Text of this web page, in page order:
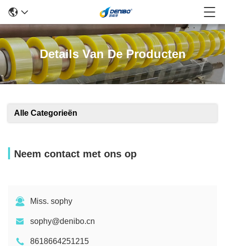
Details Van De Producten
Alle Categorieën
Neem contact met ons op
Miss. sophy
sophy@denibo.cn
8618664251215